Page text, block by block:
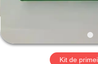
CONTROLE
DE
QUALIDADE
Kit de